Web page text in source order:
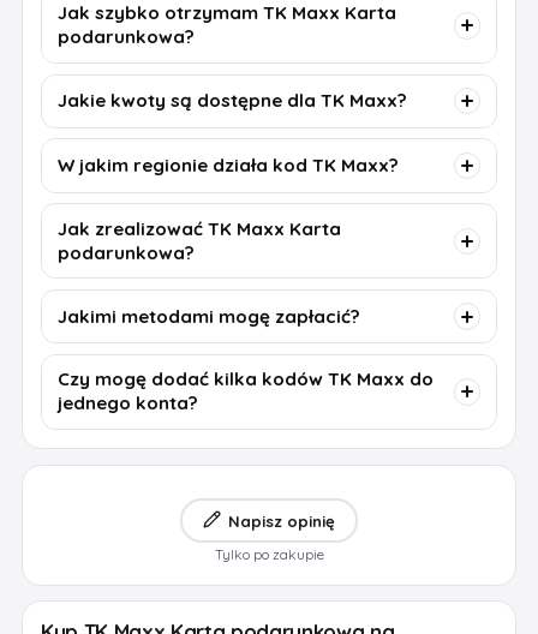
Jak szybko otrzymam TK Maxx Karta
podarunkowa?
Jakie kwoty są dostępne dla TK Maxx?
W jakim regionie działa kod TK Maxx?
Jak zrealizować TK Maxx Karta
podarunkowa?
Jakimi metodami mogę zapłacić?
Czy mogę dodać kilka kodów TK Maxx do
jednego konta?
Napisz opinię
Tylko po zakupie